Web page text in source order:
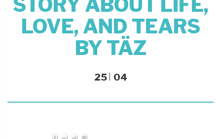
LOVE, AND TEARS
BY TÄZ
25 04